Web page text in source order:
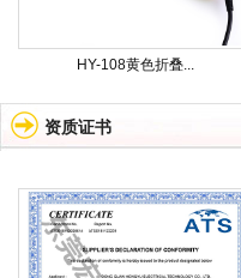
HY-108黄色折叠...
资质证书